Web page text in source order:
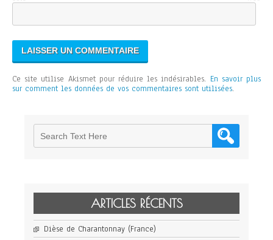
Ce site utilise Akismet pour réduire les indésirables. En savoir plus
sur comment les données de vos commentaires sont utilisées.
ARTICLES RÉCENTS
Dièse de Charantonnay (France)